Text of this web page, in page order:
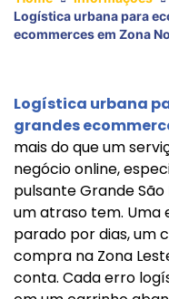
Logística urbana para
ecommerces em Zona
Logística urbana
grandes
mais do que um
negócio online,
pulsante Grande
um atraso tem. Uma
parado por dias, um
compra na Zona
conta. Cada erro